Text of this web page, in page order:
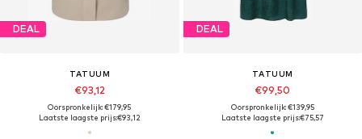
DEAL
TATUUM
€93,12
Oorspronkelijk: €179,95
Laatste laagste prijs:€93,12
DEAL
TATUUM
€99,50
Oorspronkelijk: €139,95
Laatste laagste prijs:€75,57